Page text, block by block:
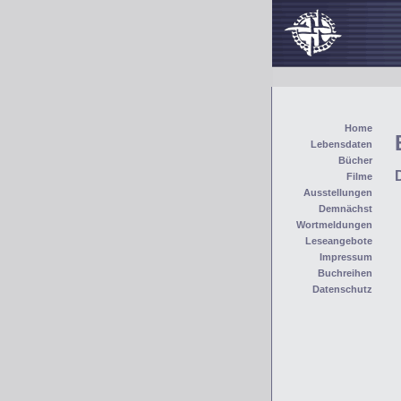
Home
Lebensdaten
Bücher
Filme
Ausstellungen
Demnächst
Wortmeldungen
Leseangebote
Impressum
Buchreihen
Datenschutz